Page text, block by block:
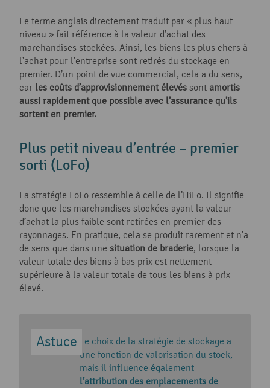
Le terme anglais directement traduit par « plus haut
niveau » fait référence à la valeur d’achat des
marchandises stockées. Ainsi, les biens les plus chers à
l’achat pour l’entreprise sont retirés du stockage en
premier. D’un point de vue commercial, cela a du sens,
car les coûts d’approvisionnement élevés sont amortis
aussi rapidement que possible avec l’assurance qu’ils
sortent en premier.
Plus petit niveau d’entrée – premier
sorti (LoFo)
La stratégie LoFo ressemble à celle de l’HiFo. Il signifie
donc que les marchandises stockées ayant la valeur
d’achat la plus faible sont retirées en premier des
rayonnages. En pratique, cela se produit rarement et n’a
de sens que dans une situation de braderie, lorsque la
valeur totale des biens à bas prix est nettement
supérieure à la valeur totale de tous les biens à prix
élevé.
Le choix de la stratégie de stockage a
une fonction de valorisation du stock,
mais il influence également
l’attribution des emplacements de